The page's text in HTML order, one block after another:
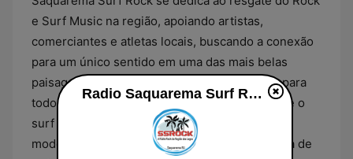
e Surf Music na região, apoiando artistas,
comerciantes e atletas locais, buscando a conexão
para um único sentido em uma das mais belas
paisagens do país . A programação é voltada para
todos os ritmos do rock e suas variantes desde o
surf music mais clássico até os ritmos mais
modernos do poprock. A emissora busca acima de
Radio Saquarema Surf Rock ao vivo